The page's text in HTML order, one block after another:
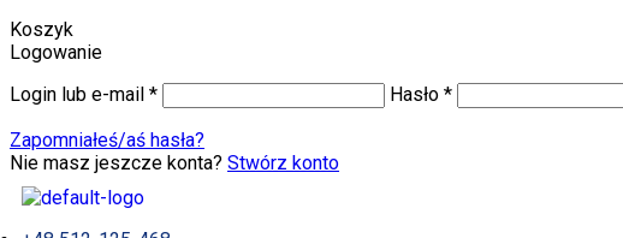
Koszyk
Logowanie
Login lub e-mail * Hasło *
Zapomniałeś/aś hasła?
Nie masz jeszcze konta? Stwórz konto